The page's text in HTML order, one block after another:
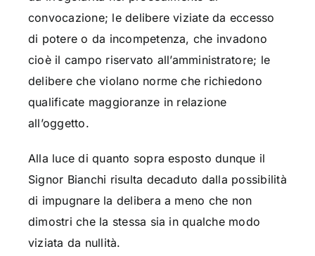
convocazione; le delibere viziate da eccesso
di potere o da incompetenza, che invadono
cioè il campo riservato all’amministratore; le
delibere che violano norme che richiedono
qualificate maggioranze in relazione
all’oggetto.
Alla luce di quanto sopra esposto dunque il
Signor Bianchi risulta decaduto dalla possibilità
di impugnare la delibera a meno che non
dimostri che la stessa sia in qualche modo
viziata da nullità.